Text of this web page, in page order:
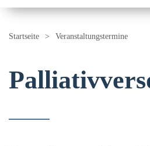
Startseite Veranstaltungstermine